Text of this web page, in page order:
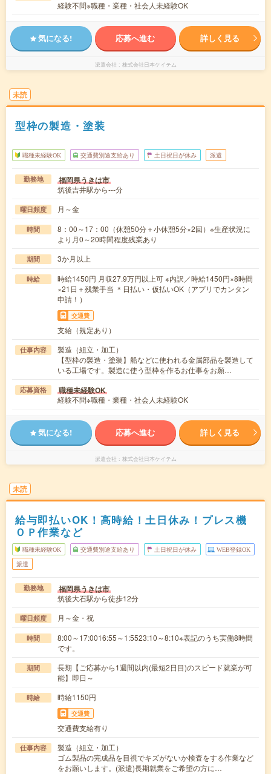
経験不問※職種・業種・社会人未経験OK
気になる! 応募へ進む 詳しく見る
派遣会社 株式会社日本ケイテム
未読
型枠の製造・塗装
職種未経験OK 交通費別途支給あり 土日祝日が休み 派遣
勤務地 福岡県うきは市
筑後吉井駅から---分
曜日頻度 月～金
時間
8：00～17：00（休憩50分＋小休憩5分×2回）※生産状況に
より月0～20時間程度残業あり
期間 3か月以上
時給
時給1450円 月収27.9万円以上可 ※内訳／時給1450円×8時間
×21日＋残業手当 ＊日払い・仮払いOK（アプリでカンタン
申請！）
交通費
支給（規定あり）
仕事内容
製造（組立・加工）
【型枠の製造・塗装】船などに使われる金属部品を製造して
いる工場です。製造に使う型枠を作るお仕事をお願…
応募資格 職種未経験OK
経験不問※職種・業種・社会人未経験OK
気になる! 応募へ進む 詳しく見る
派遣会社 株式会社日本ケイテム
未読
給与即払いOK！高時給！土日休み！プレス機
ＯＰ作業など
職種未経験OK 交通費別途支給あり 土日祝日が休み WEB登録OK
派遣
勤務地 福岡県うきは市
筑後大石駅から徒歩12分
曜日頻度 月～金・祝
時間
8:00～17:0016:55～1:5523:10～8:10※表記のうち実働8時間
です。
期間
長期【ご応募から1週間以内(最短2日目)のスピード就業が可
能】即日～
時給 時給1150円
交通費
交通費支給有り
仕事内容
製造（組立・加工）
ゴム製品の完成品を目視でキズがないか検査をする作業など
をお願いします。(派遣)長期就業をご希望の方に…